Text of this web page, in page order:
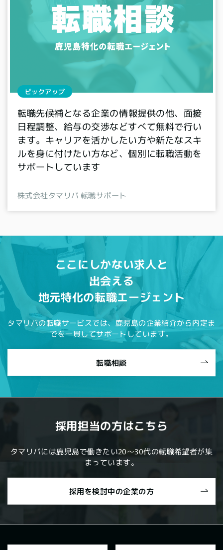
ピックアップ
転職先候補となる企業の情報提供の他、面接
日程調整、給与の交渉などすべて無料で行い
ます。キャリアを活かしたい方や新たなスキ
ルを身に付けたい方など、個別に転職活動を
サポートしています
株式会社タマリバ 転職サポート
ここにしかない求人と
出会える
地元特化の転職エージェント
タマリバの転職サービスでは、鹿児島の企業紹介から内定ま
でを一貫してサポートしています。
転職相談
採用担当の方はこちら
タマリバには鹿児島で働きたい20～30代の転職希望者が集
まっています。
採用を検討中の企業の方